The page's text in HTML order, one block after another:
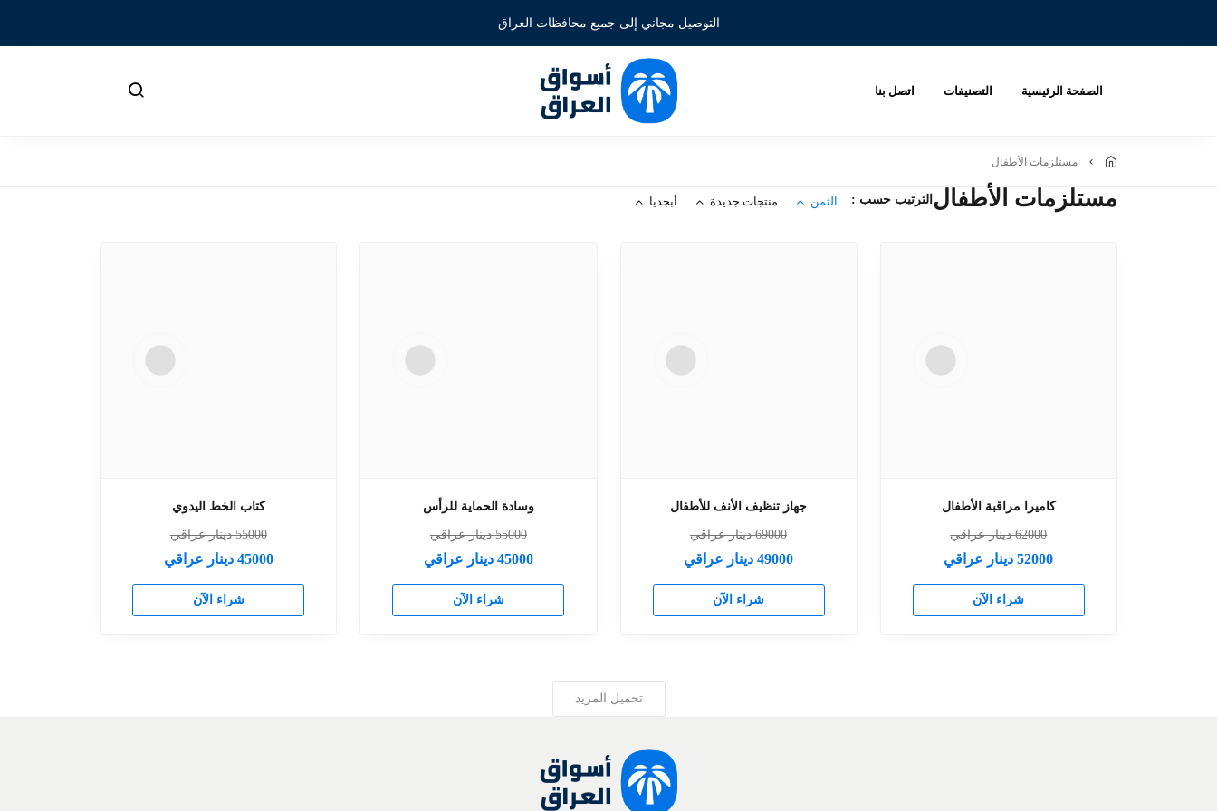
التوصيل مجاني إلى جميع محافظات العراق
الصفحة الرئيسية التصنيفات اتصل بنا
مستلزمات الأطفال
مستلزمات الأطفال الترتيب حسب : الثمن منتجات جديدة أبجديا
كاميرا مراقبة الأطفال
62000دينار عراقي
52000دينار عراقي
شراء الآن
جهاز تنظيف الأنف للأطفال
69000دينار عراقي
49000دينار عراقي
شراء الآن
وسادة الحماية للرأس
55000دينار عراقي
45000 دينار عراقي
شراء الآن
كتاب الخط اليدوي
55000دينار عراقي
45000 دينار عراقي
شراء الآن
تحميل المزيد